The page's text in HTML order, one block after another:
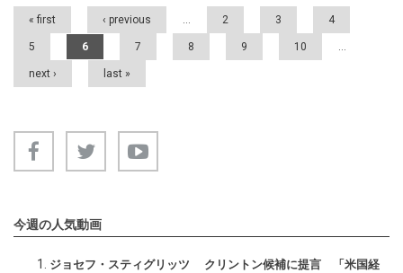
Pages
« first ‹ previous … 2 3 4
5 6 7 8 9 10 …
next › last »
今週の人気動画
ジョセフ・スティグリッツ クリントン候補に提言 「米国経